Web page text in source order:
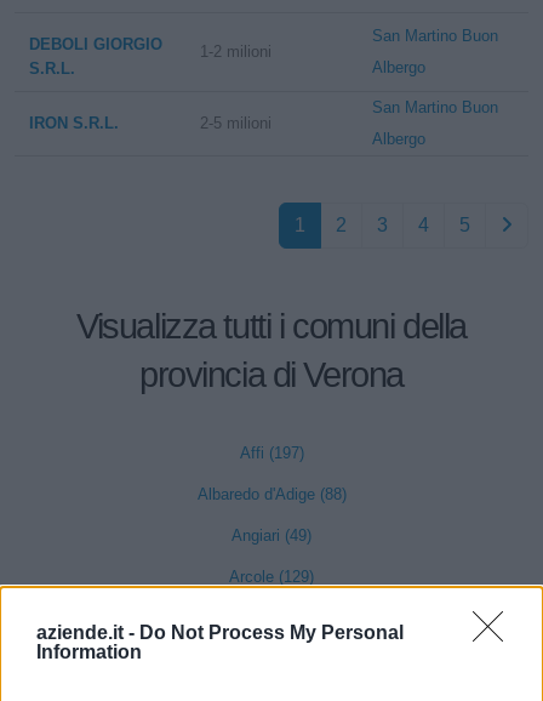
aziende.it - Do Not Process My Personal
Information
DEBOLI GIORGIO
S.R.L.
1-2 milioni
San Martino Buon
Albergo
IRON S.R.L. 2-5 milioni
San Martino Buon
Albergo
1 2 3 4 5
Visualizza tutti i comuni della
provincia di Verona
Affi (197)
Albaredo d'Adige (88)
Angiari (49)
Arcole (129)